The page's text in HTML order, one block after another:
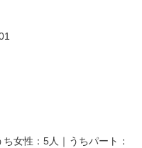
女性：5人｜うちパート：